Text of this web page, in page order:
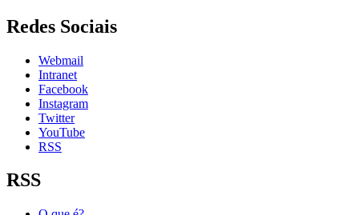
Redes Sociais
Webmail
Intranet
Facebook
Instagram
Twitter
YouTube
RSS
RSS